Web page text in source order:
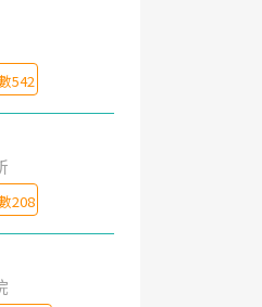
542
208